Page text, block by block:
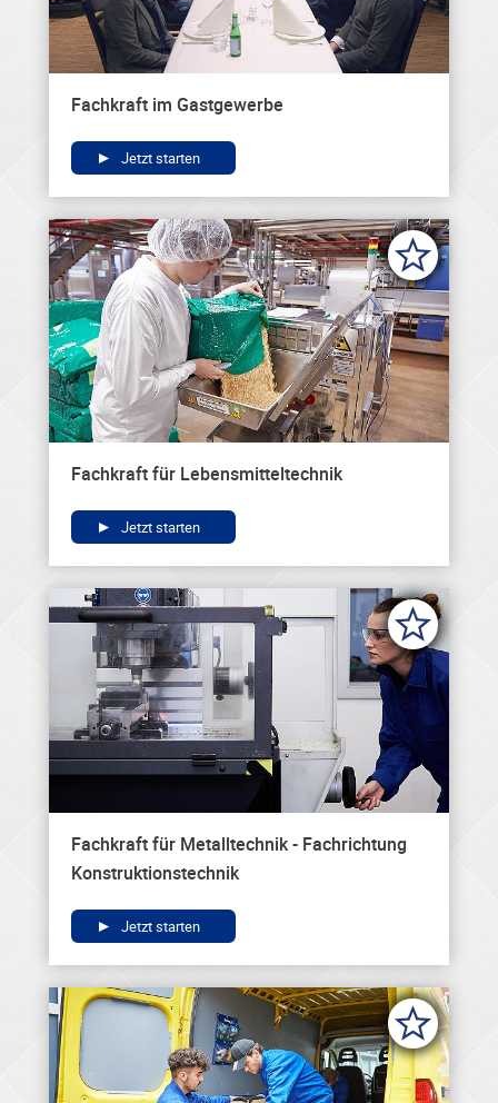
Fachkraft im Gastgewerbe
Jetzt starten
Fachkraft für Lebensmitteltechnik
Jetzt starten
Fachkraft für Metalltechnik - Fachrichtung
Konstruktionstechnik
Jetzt starten